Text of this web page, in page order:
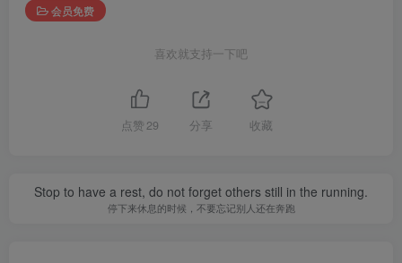
会员免费
喜欢就支持一下吧
点赞 29 分享 收藏
Stop to have a rest, do not forget others still in the running.
停下来休息的时候，不要忘记别人还在奔跑